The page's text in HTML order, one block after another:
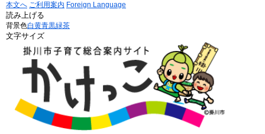
本文へ ご利用案内 Foreign Language
読み上げる
背景色白黄青黒緑茶
文字サイズ